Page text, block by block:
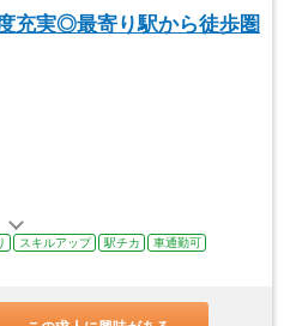
充実◎最寄り駅から徒歩圏
スキルアップ 駅チカ
車通勤可